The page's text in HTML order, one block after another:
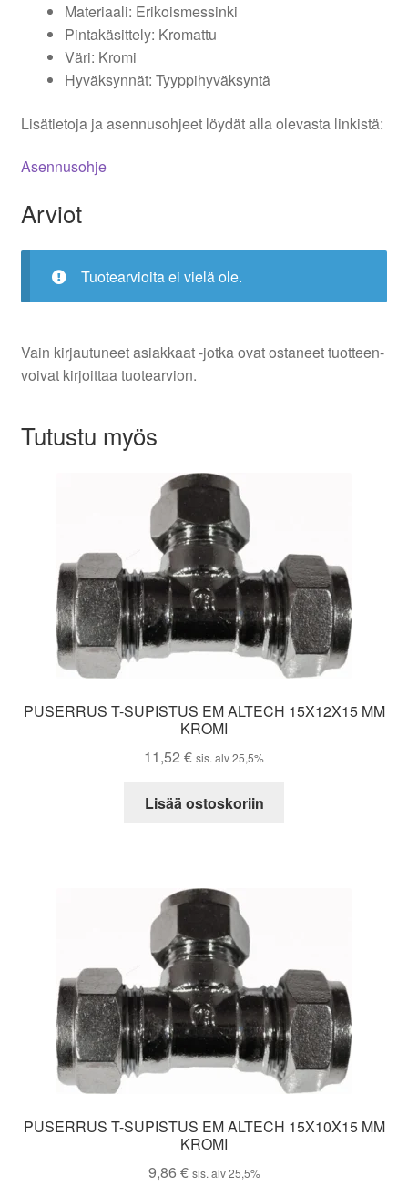
Materiaali: Erikoismessinki
Pintakäsittely: Kromattu
Väri: Kromi
Hyväksynnät: Tyyppihyväksyntä
Lisätietoja ja asennusohjeet löydät alla olevasta linkistä:
Asennusohje
Arviot
Tuotearvioita ei vielä ole.
Vain kirjautuneet asiakkaat -jotka ovat ostaneet tuotteen-
voivat kirjoittaa tuotearvion.
Tutustu myös
PUSERRUS T-SUPISTUS EM ALTECH 15X12X15 MM
KROMI
11,52 € sis. alv 25,5%
Lisää ostoskoriin
PUSERRUS T-SUPISTUS EM ALTECH 15X10X15 MM
KROMI
9,86 € sis. alv 25,5%